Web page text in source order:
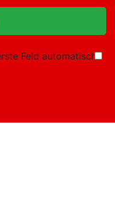
Feld automatisch